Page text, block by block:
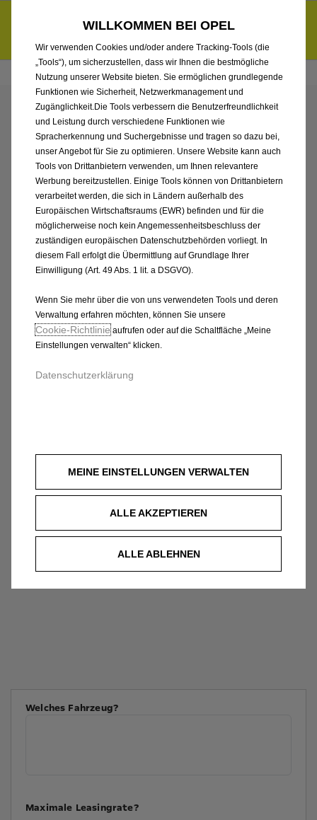
6.000 € staatliche Förderungsprämie für E-Autos und Plug-in-
Hybride. Mehr erfahren >>
ENTDECKEN SIE ALLE
ASTRA SPORTS TOURER
HYBRID
VORFÜHRWAGEN MIT
PLUG-IN-HYBRID
ANTRIEB VON FRANKE
AUTOMOBILE GMBH &
CO. KG
Welches Fahrzeug?
Maximale Leasingrate?
WILLKOMMEN BEI OPEL
Wir verwenden Cookies und/oder andere Tracking-Tools (die
„Tools“), um sicherzustellen, dass wir Ihnen die bestmögliche
Nutzung unserer Website bieten. Sie ermöglichen grundlegende
Funktionen wie Sicherheit, Netzwerkmanagement und
Zugänglichkeit.Die Tools verbessern die Benutzerfreundlichkeit
und Leistung durch verschiedene Funktionen wie
Spracherkennung und Suchergebnisse und tragen so dazu bei,
unser Angebot für Sie zu optimieren. Unsere Website kann auch
Tools von Drittanbietern verwenden, um Ihnen relevantere
Werbung bereitzustellen. Einige Tools können von Drittanbietern
verarbeitet werden, die sich in Ländern außerhalb des
Europäischen Wirtschaftsraums (EWR) befinden und für die
möglicherweise noch kein Angemessenheitsbeschluss der
zuständigen europäischen Datenschutzbehörden vorliegt. In
diesem Fall erfolgt die Übermittlung auf Grundlage Ihrer
Einwilligung (Art. 49 Abs. 1 lit. a DSGVO).
Wenn Sie mehr über die von uns verwendeten Tools und deren
Verwaltung erfahren möchten, können Sie unsere
Cookie‑Richtlinieaufrufen oder auf die Schaltfläche „Meine
Einstellungen verwalten“ klicken.
Datenschutzerklärung
MEINE EINSTELLUNGEN VERWALTEN
ALLE AKZEPTIEREN
ALLE ABLEHNEN